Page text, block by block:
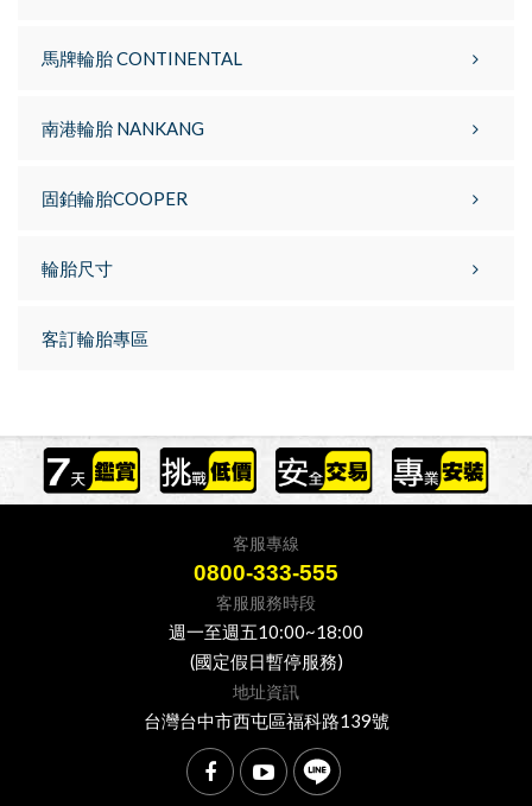
馬牌輪胎 CONTINENTAL
南港輪胎 NANKANG
固鉑輪胎COOPER
輪胎尺寸
客訂輪胎專區
客服專線
0800-333-555
客服服務時段
週一至週五10:00~18:00
(國定假日暫停服務)
地址資訊
台灣台中市西屯區福科路139號